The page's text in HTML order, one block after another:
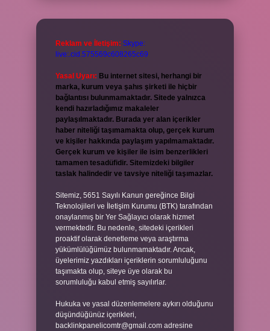
Reklam ve İletişim: Skype:
live:.cid.575569c608265c69
Yasal Uyarı: Bu internet sitesi, herhangi bir
marka, kurum veya şahıs şirketi ile hiçbir
bağlantısı bulunmamaktadır. Sitede yalnızca
kendi hazırladığımız makaleler
paylaşılmaktadır. Burada yer alan içerikler
haber niteliği taşımamakta olup, gerçek kurum
ve kişiler hakkında paylaşım yapılmamaktadır.
Gerçek kurum ve kişiler ile isim benzerlikleri
tamamen tesadüfidir. Sitemizdeki bilgiler
taslak halindedir ve tavsiye niteliği taşımazlar.
Sitemiz, 5651 Sayılı Kanun gereğince Bilgi
Teknolojileri ve İletişim Kurumu (BTK) tarafından
onaylanmış bir Yer Sağlayıcı olarak hizmet
vermektedir. Bu nedenle, sitedeki içerikleri
proaktif olarak denetleme veya araştırma
yükümlülüğümüz bulunmamaktadır. Ancak,
üyelerimiz yazdıkları içeriklerin sorumluluğunu
taşımakta olup, siteye üye olarak bu
sorumluluğu kabul etmiş sayılırlar.
Hukuka ve yasal düzenlemelere aykırı olduğunu
düşündüğünüz içerikleri,
backlinkpanelicomtr@gmail.com adresine